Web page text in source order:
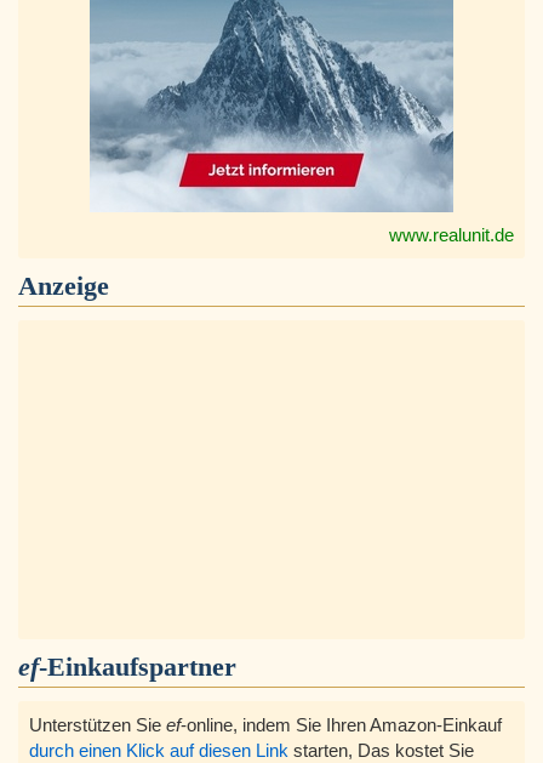
www.realunit.de
Anzeige
ef-Einkaufspartner
Unterstützen Sie ef-online, indem Sie Ihren Amazon-Einkauf
durch einen Klick auf diesen Link starten, Das kostet Sie